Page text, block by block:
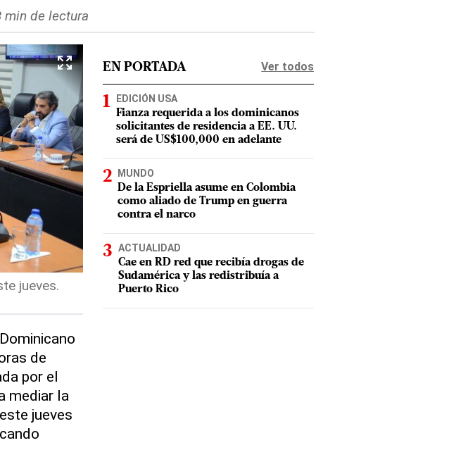
min de lectura
jueves.
de
por el
mediar la
jueves
EN PORTADA Ver todos
EDICIÓN USA
Fianza requerida a los dominicanos
solicitantes de residencia a EE. UU.
será de US$100,000 en adelante
MUNDO
De la Espriella asume en Colombia
como aliado de Trump en guerra
contra el narco
ACTUALIDAD
Cae en RD red que recibía drogas de
Sudamérica y las redistribuía a
Puerto Rico